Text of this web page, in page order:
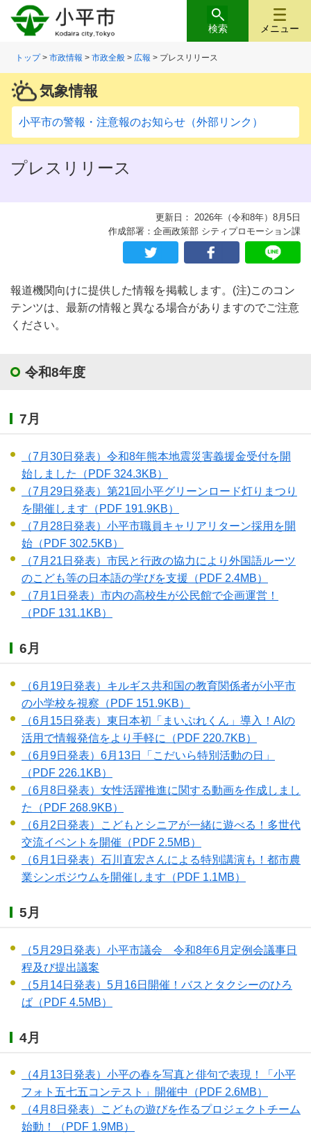
メニュー
検索
トップ>市政情報 >市政全般 > 広報 > プレスリリース
気象情報
小平市の警報・注意報のお知らせ（外部リンク）
プレスリリース
更新日： 2026年（令和8年）8月5日
作成部署：企画政策部 シティプロモーション課
報道機関向けに提供した情報を掲載します。(注)このコン
テンツは、最新の情報と異なる場合がありますのでご注意
ください。
令和8年度
7月
（7月30日発表）令和8年熊本地震災害義援金受付を開
始しました
（PDF 324.3KB）
（7月29日発表）第21回小平グリーンロード灯りまつり
を開催します （PDF 191.9KB）
（7月28日発表）小平市職員キャリアリターン採用を開
始 （PDF 302.5KB）
（7月21日発表）市民と行政の協力により外国語ルーツ
のこども等の日本語の学びを支援 （PDF 2.4MB）
（7月1日発表）市内の高校生が公民館で企画運営！
（PDF 131.1KB）
6月
（6月19日発表）キルギス共和国の教育関係者が小平市
の小学校を視察 （PDF 151.9KB）
（6月15日発表）東日本初「まいぷれくん」導入！AIの
活用で情報発信をより手軽に
（PDF 220.7KB）
（6月9日発表）6月13日「こだいら特別活動の日」
（PDF 226.1KB）
（6月8日発表）女性活躍推進に関する動画を作成しまし
た
（PDF 268.9KB）
（6月2日発表）こどもとシニアが一緒に遊べる！多世代
交流イベントを開催 （PDF 2.5MB）
（6月1日発表）石川直宏さんによる特別講演も！都市農
業シンポジウムを開催します （PDF 1.1MB）
5月
（5月29日発表）小平市議会 令和8年6月定例会議事日
程及び提出議案
（5月14日発表）5月16日開催！バスとタクシーのひろ
ば （PDF 4.5MB）
4月
（4月13日発表）小平の春を写真と俳句で表現！「小平
フォト五七五コンテスト」開催中
（PDF 2.6MB）
（4月8日発表）こどもの遊びを作るプロジェクトチーム
始動！
（PDF 1.9MB）